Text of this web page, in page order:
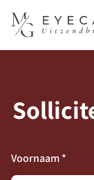
50
Voornaam *